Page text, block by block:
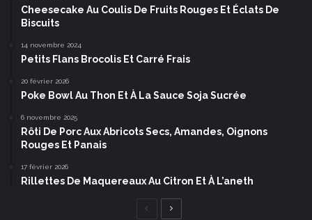
Cheesecake Au Coulis De Fruits Rouges Et Éclats De
Biscuits
14 novembre 2024
Petits Flans Brocolis Et Carré Frais
20 février 2026
Poke Bowl Au Thon Et À La Sauce Soja Sucrée
6 novembre 2025
Rôti De Porc Aux Abricots Secs, Amandes, Oignons
Rouges Et Panais
17 février 2026
Rillettes De Maquereaux Au Citron Et À L’aneth
Page